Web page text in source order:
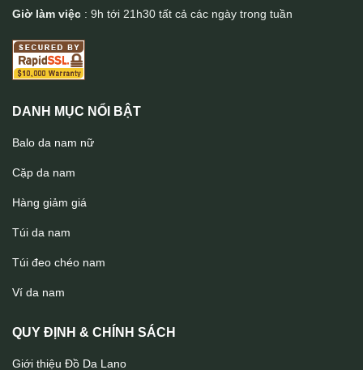
Túi bao tử da bò thời trang TDB016
Giờ làm việc : 9h tới 21h30 tất cả các ngày trong tuần
DANH MỤC NỔI BẬT
Balo da nam nữ
Cặp da nam
Hàng giảm giá
Túi da nam
Túi đeo chéo nam
Ví da nam
QUY ĐỊNH & CHÍNH SÁCH
Giới thiệu Đồ Da Lano